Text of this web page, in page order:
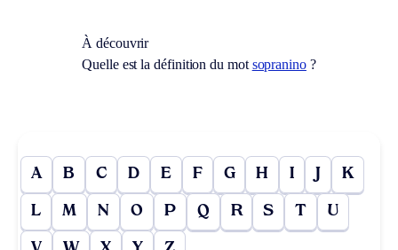
À découvrir
Quelle est la définition du mot sopranino?
A B C D E F G H I J K
L M N O P Q R S T U